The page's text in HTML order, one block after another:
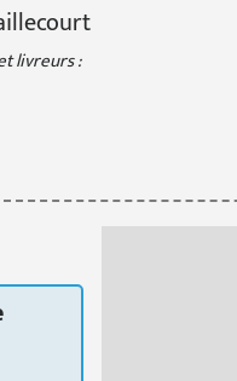
livreurs :